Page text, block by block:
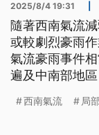
2025/8/4 19:31
隨著西南氣流
或較劇烈豪雨
氣流豪雨事件
遍及中南部地
等級以上的降
西南氣流 局